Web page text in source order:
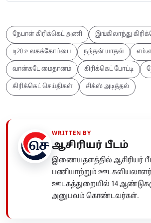
நேபாள் கிரிக்கெட் அணி இங்கிலாந்து
டி20 உலகக்கோப்பை நந்தன் யாதவ்
வான்கடே மைதானம் கிரிக்கெட் போட்டி
கிரிக்கெட் செய்திகள் சிக்ஸ் அடித்தல்
WRITTEN BY
ஆசிரியர் பீடம்
இணையதளத்தில் ஆசிரியர்
பணியாற்றும்
ஊடகத்துறையில் 14
அனுபவம் கொண்டவர்கள்.